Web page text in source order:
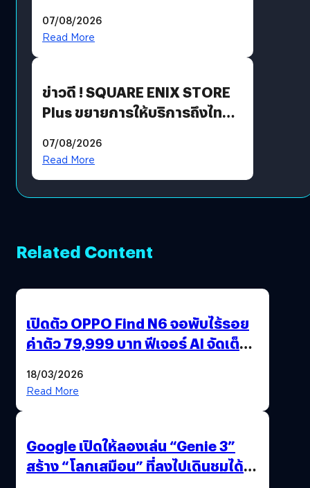
07/08/2026
Read More
ข่าวดี ! SQUARE ENIX STORE
Plus ขยายการให้บริการถึงไทย
โดยตรง
07/08/2026
Read More
Related Content
เปิดตัว OPPO Find N6 จอพับไร้รอย
ค่าตัว 79,999 บาท ฟีเจอร์ AI จัดเต็ม
18/03/2026
Read More
Google เปิดให้ลองเล่น “Genie 3”
สร้าง “โลกเสมือน” ที่ลงไปเดินชมได้